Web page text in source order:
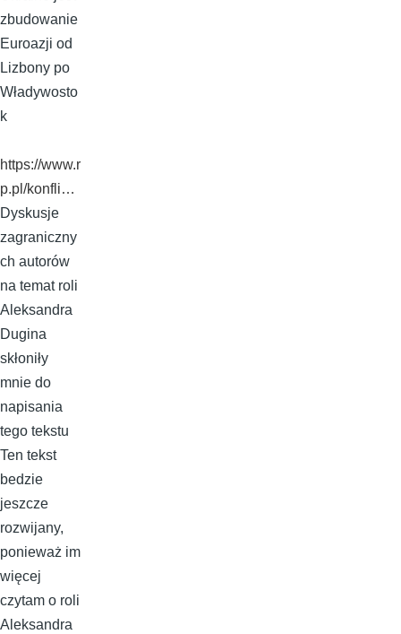
zbudowanie
Euroazji od
Lizbony po
Władywosto
k
https://www.r
p.pl/konfli…
Dyskusje
zagraniczny
ch autorów
na temat roli
Aleksandra
Dugina
skłoniły
mnie do
napisania
tego tekstu
Ten tekst
bedzie
jeszcze
rozwijany,
ponieważ im
więcej
czytam o roli
Aleksandra